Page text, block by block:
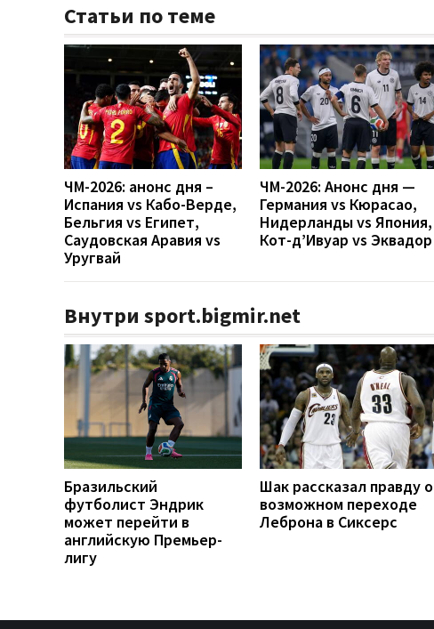
Статьи по теме
ЧМ-2026: анонс дня –
Испания vs Кабо-Верде,
Бельгия vs Египет,
Саудовская Аравия vs
Уругвай
ЧМ-2026: Анонс дня —
Германия vs Кюрасао,
Нидерланды vs Япония,
Кот-д’Ивуар vs Эквадор
Внутри sport.bigmir.net
Бразильский
футболист Эндрик
может перейти в
английскую Премьер-
лигу
Шак рассказал правду о
возможном переходе
Леброна в Сиксерс